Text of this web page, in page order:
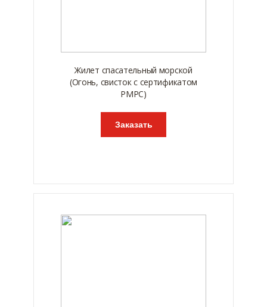
Жилет спасательный морской
(Огонь, свисток с сертификатом
РМРС)
Заказать